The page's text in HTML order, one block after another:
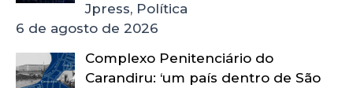
Jpress, Política
6 de agosto de 2026
Complexo Penitenciário do
Carandiru: ‘um país dentro de São